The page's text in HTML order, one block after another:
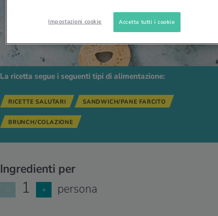
La ricetta segue i seguenti tipi di alimentazione:
RICETTE SALUTARI SANDWICH/PANE FARCITO
BRUNCH/COLAZIONE
Ingredienti per
− 1 + persona
Impostazioni cookie Accetta tutti i cookie